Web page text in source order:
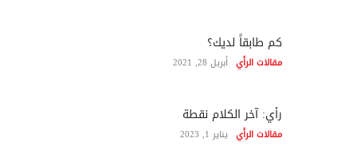
كم طابقاً لديك؟
مقالات الرأي أبريل 28, 2021
رأي: آخر الكلام نقطة
مقالات الرأي يناير 1, 2023